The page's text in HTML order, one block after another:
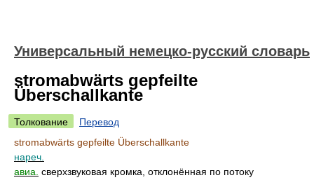
Универсальный немецко-русский словарь
stromabwärts gepfeilte
Überschallkante
Толкование
Перевод
stromabwärts gepfeilte Überschallkante
нареч.
авиа. сверхзвуковая кромка, отклонённая по потоку